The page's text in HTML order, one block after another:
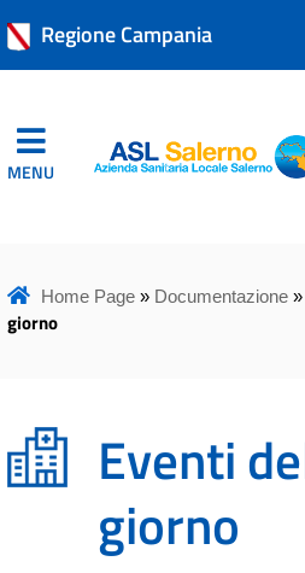
Regione Campania
MENU
Home Page» Documentazione»
giorno
Eventi
giorno